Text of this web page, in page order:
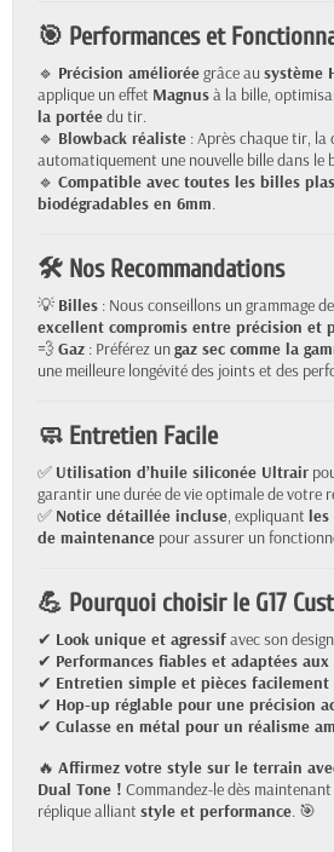
🎯 Performances et
🔹 Précision amélioréegrâce au système
applique un effet Magnusà la bille,
la portéedu tir.
🔹 Blowback réaliste : Après chaque tir, la
automatiquement une nouvelle bille dans le
🔹 Compatible avec toutes les billes
biodégradables en 6mm.
🛠️ Nos Recommandations
💡 Billes : Nous conseillons un grammage de
excellent compromis entre précision et
💨 Gaz : Préférez ungaz sec comme la
une meilleure longévité des joints et des
🧼 Entretien Facile
✅ Utilisation d’huile siliconée Ultrair
garantir une durée de vie optimale de votre
✅ Notice détaillée incluse, expliquant les
de maintenance pour assurer un
💪 Pourquoi choisir le G17
✔ Look unique et agressifavec son
✔ Performances fiables et adaptées
✔ Entretien simple et pièces
✔ Hop-up réglable pour une précision
✔ Culasse en métal pour un réalisme
🔥 Affirmez votre style sur le terrain
Dual Tone ! Commandez-le dès
réplique alliant style et performance. 🎯